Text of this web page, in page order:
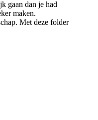
gaan dan je had
maken.
Met deze folder